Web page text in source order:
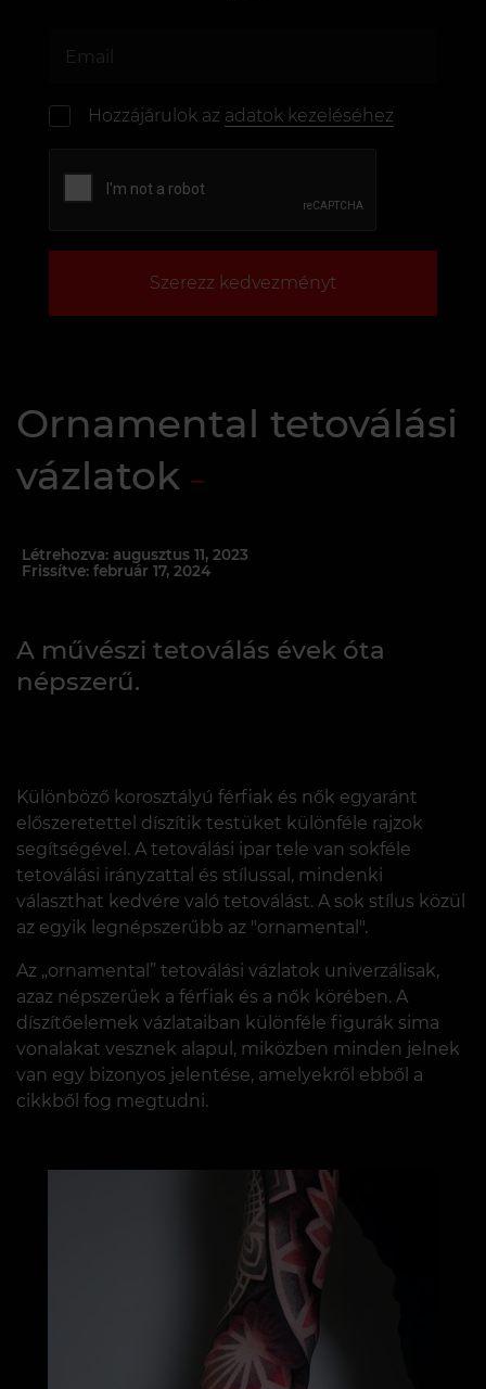
Hozzájárulok az adatok kezeléséhez
Szerezz kedvezményt
Ornamental tetoválási
vázlatok
Létrehozva: augusztus 11, 2023
Frissítve: február 17, 2024
A művészi tetoválás évek óta
népszerű.
Különböző korosztályú férfiak és nők egyaránt
előszeretettel díszítik testüket különféle rajzok
segítségével. A tetoválási ipar tele van sokféle
tetoválási irányzattal és stílussal, mindenki
választhat kedvére való tetoválást. A sok stílus közül
az egyik legnépszerűbb az "ornamental".
Az „ornamental” tetoválási vázlatok univerzálisak,
azaz népszerűek a férfiak és a nők körében. A
díszítőelemek vázlataiban különféle figurák sima
vonalakat vesznek alapul, miközben minden jelnek
van egy bizonyos jelentése, amelyekről ebből a
cikkből fog megtudni.